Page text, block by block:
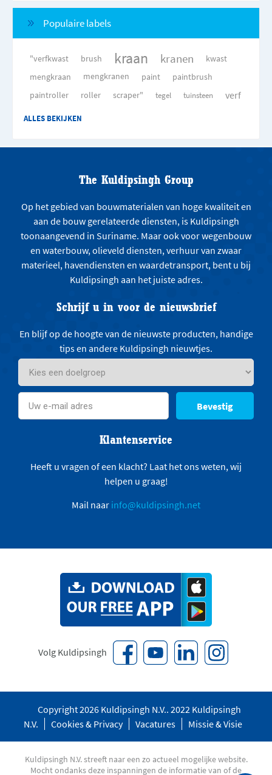
Populaire labels
"verfkwast brush kraan kranen
kwast
mengkraan
mengkranen paint
paintbrush
paintroller
roller scraper" tegel tuinsteen verf
ALLES BEKIJKEN
The Kuldipsingh Group
Op het gebied van bouwmaterialen van hoge kwaliteit en
aan de bouw gerelateerde diensten, is Kuldipsingh
toonaangevend in Suriname. Maar ook voor wegenbouw
en waterbouw, olieveld diensten, verhuur van zwaar
materieel, havendiensten en waardetransport, bent u bij
Kuldipsingh aan het juiste adres.
Schrijf u in voor de nieuwsbrief
En blijf op de hoogte van de nieuwste producten, handige
tips en andere Kuldipsingh nieuwtjes.
Bevestig
Klantenservice
Heeft u vragen of een klacht? Laat het ons weten, wij
helpen u graag!
Mail naar info@kuldipsingh.net
Volg Kuldipsingh
Copyright 2026 Kuldipsingh N.V.. 2022 Kuldipsingh
N.V.
Cookies & Privacy Vacatures Missie & Visie
Kuldipsingh N.V. streeft naar een zo actueel mogelijke website.
Mocht ondanks deze inspanningen de informatie van of de